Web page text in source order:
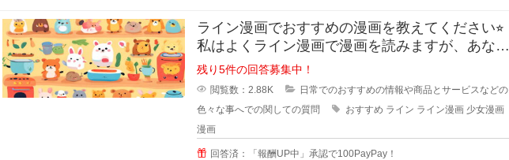
イ
プ、
無脂
肪
乳、
豆乳
ライン漫画でおすすめの漫画を教えてください⭐︎
私はよくライン漫画で漫画を読みますが、あなた
のおすすめがあれ
残り5件の回答募集中！
閲覧数：2.88K
日常でのおすすめの情報や商品とサービスなどの
色々な事へでの関しての質問
おすすめ ライン ライン漫画 少女漫画
漫画
回答済：「報酬UP中」承認で100PayPay！